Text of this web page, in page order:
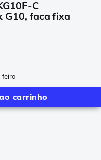
C
G10, faca fixa
feira
carrinho